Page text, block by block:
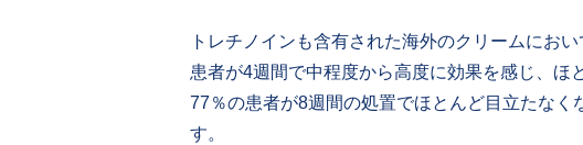
トレチノインも含有された海外のクリームにお
患者が4週間で中程度から高度に効果を感じ、ほ
77％の患者が8週間の処置でほとんど目立たな
す。